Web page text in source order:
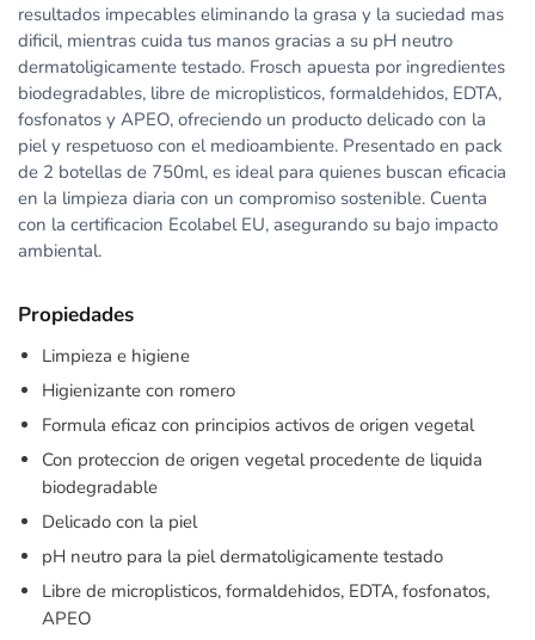
resultados impecables eliminando la grasa y la suciedad mas
dificil, mientras cuida tus manos gracias a su pH neutro
dermatoligicamente testado. Frosch apuesta por ingredientes
biodegradables, libre de microplisticos, formaldehidos, EDTA,
fosfonatos y APEO, ofreciendo un producto delicado con la
piel y respetuoso con el medioambiente. Presentado en pack
de 2 botellas de 750ml, es ideal para quienes buscan eficacia
en la limpieza diaria con un compromiso sostenible. Cuenta
con la certificacion Ecolabel EU, asegurando su bajo impacto
ambiental.
Propiedades
Limpieza e higiene
Higienizante con romero
Formula eficaz con principios activos de origen vegetal
Con proteccion de origen vegetal procedente de liquida
biodegradable
Delicado con la piel
pH neutro para la piel dermatoligicamente testado
Libre de microplisticos, formaldehidos, EDTA, fosfonatos,
APEO